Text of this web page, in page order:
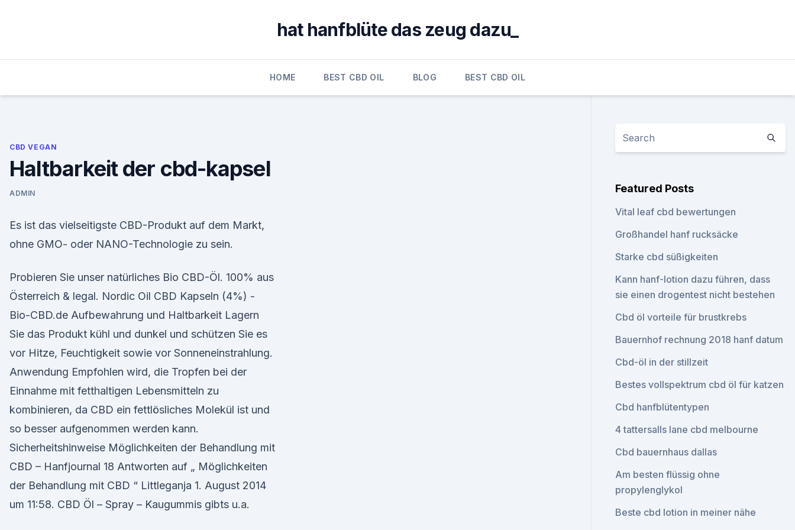
hat hanfblüte das zeug dazu_
HOME BEST CBD OIL BLOG BEST CBD OIL
CBD VEGAN
Haltbarkeit der cbd-kapsel
ADMIN
Es ist das vielseitigste CBD-Produkt auf dem Markt,
ohne GMO- oder NANO-Technologie zu sein.
Probieren Sie unser natürliches Bio CBD-Öl. 100% aus
Österreich & legal. Nordic Oil CBD Kapseln (4%) -
Bio-CBD.de Aufbewahrung und Haltbarkeit Lagern
Sie das Produkt kühl und dunkel und schützen Sie es
vor Hitze, Feuchtigkeit sowie vor Sonneneinstrahlung.
Anwendung Empfohlen wird, die Tropfen bei der
Einnahme mit fetthaltigen Lebensmitteln zu
kombinieren, da CBD ein fettlösliches Molekül ist und
so besser aufgenommen werden kann.
Sicherheitshinweise Möglichkeiten der Behandlung mit
CBD – Hanfjournal 18 Antworten auf „ Möglichkeiten
der Behandlung mit CBD “ Littleganja 1. August 2014
um 11:58. CBD Öl – Spray – Kaugummis gibts u.a.
Featured Posts
Vital leaf cbd bewertungen
Großhandel hanf rucksäcke
Starke cbd süßigkeiten
Kann hanf-lotion dazu führen, dass
sie einen drogentest nicht bestehen
Cbd öl vorteile für brustkrebs
Bauernhof rechnung 2018 hanf datum
Cbd-öl in der stillzeit
Bestes vollspektrum cbd öl für katzen
Cbd hanfblütentypen
4 tattersalls lane cbd melbourne
Cbd bauernhaus dallas
Am besten flüssig ohne
propylenglykol
Beste cbd lotion in meiner nähe